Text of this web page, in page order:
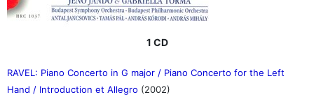
1 CD
RAVEL: Piano Concerto in G major / Piano Concerto for the Left
Hand / Introduction et Allegro (2002)